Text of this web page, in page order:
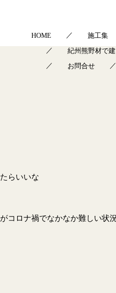
HOME 施工集
紀州熊野材で
お問合せ
らいいな
コロナ禍でなかなか難しい状